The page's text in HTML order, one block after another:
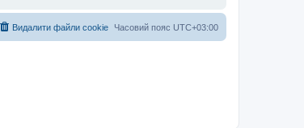
Часовий пояс UTC+03:00
Видалити файли cookie